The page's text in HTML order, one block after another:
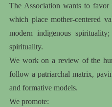
The Association wants to favor
which place mother-centered
modern indigenous
spirituality.
We work on a review of the
follow a patriarchal matrix,
and formative models.
We promote: